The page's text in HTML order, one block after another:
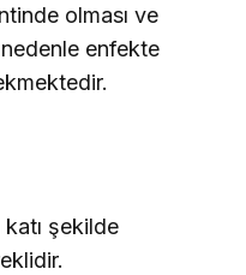
olması ve
enfekte
katı şekilde